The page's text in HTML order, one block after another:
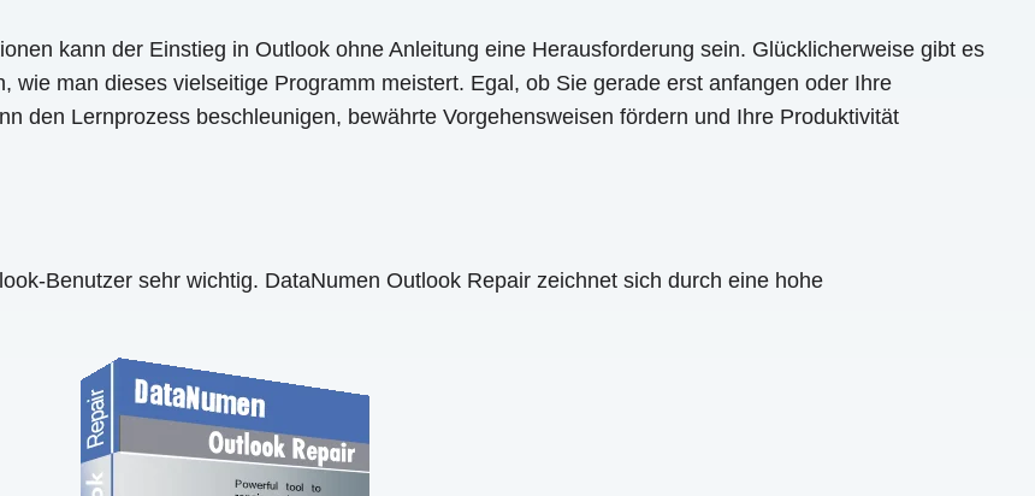
kann der Einstieg in Outlook ohne Anleitung eine Herausforderung sein. Glücklicherweise gibt es
wie man dieses vielseitige Programm meistert. Egal, ob Sie gerade erst anfangen oder Ihre
den Lernprozess beschleunigen, bewährte Vorgehensweisen fördern und Ihre Produktivität
Benutzer sehr wichtig. DataNumen Outlook Repair zeichnet sich durch eine hohe